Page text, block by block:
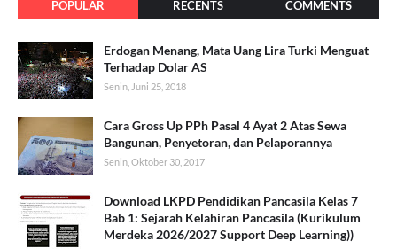
POPULAR RECENTS COMMENTS
Erdogan Menang, Mata Uang Lira Turki Menguat
Terhadap Dolar AS
Senin, Juni 25, 2018
Cara Gross Up PPh Pasal 4 Ayat 2 Atas Sewa
Bangunan, Penyetoran, dan Pelaporannya
Senin, Oktober 30, 2017
Download LKPD Pendidikan Pancasila Kelas 7
Bab 1: Sejarah Kelahiran Pancasila (Kurikulum
Merdeka 2026/2027 Support Deep Learning))